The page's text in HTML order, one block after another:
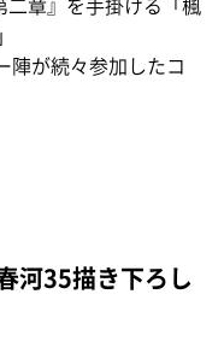
陣が続々参加したコ
河35描き下ろし